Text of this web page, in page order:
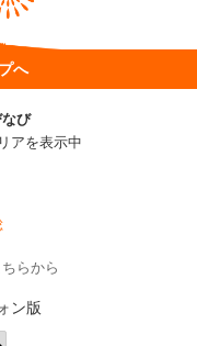
へ
び
アを表示中
らから
ン版